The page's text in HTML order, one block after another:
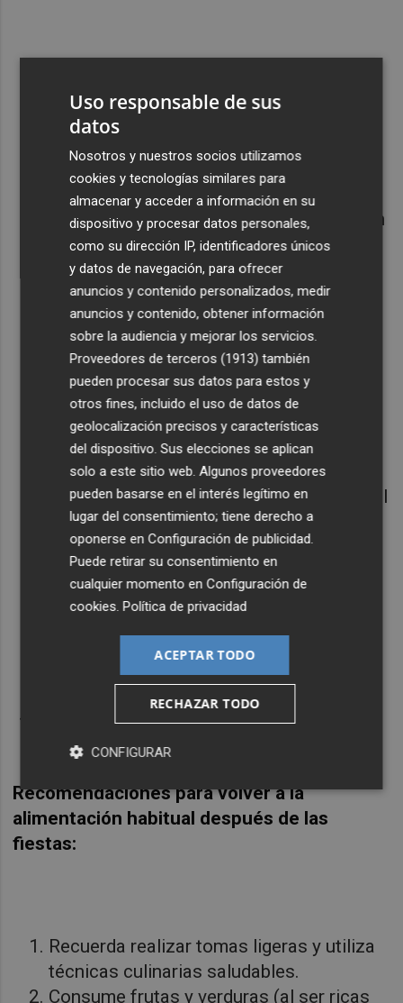
compra lo que necesites, evita sobras de
comida.
calórico
Utilizatécnicas culinarias sencillas
conseguirás platos más ligeros, pero con
gran sabor.
Consumealimentos ricos en fibra
proporcionan una mayor sensación de
saciedad.
Ten lafruta presente: siempre a mano, a
la vista y preparada para los niños.
Minimiza el consumo de dulces
navideños: tómalos ocasionalmente, en
las fiestas señaladas, pero no a diario.
Manténel organismo hidratado: prioriza
la ingesta de agua, reservando el vino o el
cava para brindar en los días especiales.
Aprovecha estas fechas paraaumentar
tu nivel de actividad física: previa o
posterior a las fechas señaladas.
piques entre horas, no abuses del
consumo de dulces, no comas en
La comida es un placer:mastica,
saborea y disfruta
Recomendaciones para volver a la
alimentación habitual después de las
fiestas:
Recuerda realizar tomas ligeras y utiliza
técnicas culinarias saludables.
Consume frutas y verduras (al ser ricas
Uso responsable de sus
datos
Nosotros y nuestros socios utilizamos
cookies y tecnologías similares para
almacenar y acceder a información en su
dispositivo y procesar datos personales,
como su dirección IP, identificadores únicos
y datos de navegación, para ofrecer
anuncios y contenido personalizados, medir
anuncios y contenido, obtener información
sobre la audiencia y mejorar los servicios.
Proveedores de terceros (1913) también
pueden procesar sus datos para estos y
otros fines, incluido el uso de datos de
geolocalización precisos y características
del dispositivo. Sus elecciones se aplican
solo a este sitio web. Algunos proveedores
pueden basarse en el interés legítimo en
lugar del consentimiento; tiene derecho a
oponerse enConfiguración de publicidad.
Puede retirar su consentimiento en
cualquier momento enConfiguración de
cookies.Política de privacidad
ACEPTAR TODO
RECHAZAR TODO
CONFIGURAR